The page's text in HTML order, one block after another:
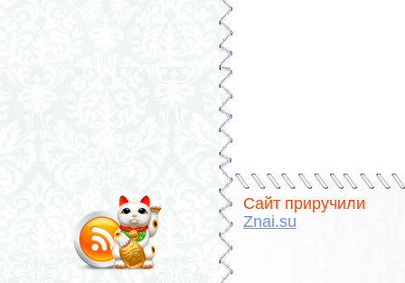
Сайт приручили
Znai.su